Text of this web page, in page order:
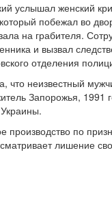
услышал женский
побежал во
на грабителя.
и вызвал
отделения
что неизвестный
Запорожья, 1991
по
лишение